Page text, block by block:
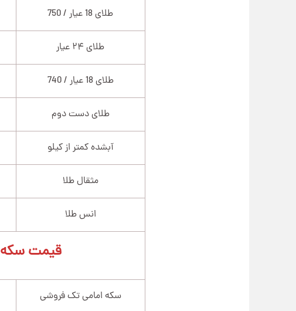
طلای 18 عیار / 750
طلای ۲۴ عیار
طلای 18 عیار / 740
طلای دست دوم
آبشده کمتر از کیلو
مثقال طلا
انس طلا
قیمت سکه
سکه امامی تک فروشی